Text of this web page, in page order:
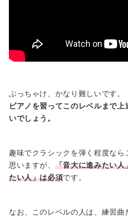
ぶっちゃけ、かなり難しいです。
ピアノを習ってこのレベルまで
いでしょう。
趣味でクラシックを弾く程度なら
思いますが、 「音大に進みたい人
たい人」は必須です。
なお、このレベルの人は、練習曲